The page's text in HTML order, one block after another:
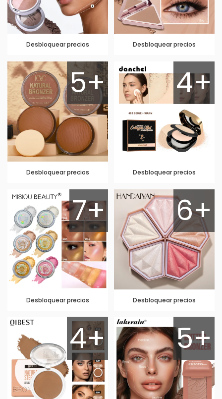
Desbloquear precios Desbloquear precios
5+
Desbloquear precios
4+
Desbloquear precios
7+
Desbloquear precios
6+
Desbloquear precios
4+ 5+